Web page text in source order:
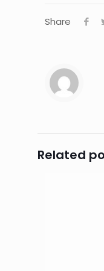
Share
Related